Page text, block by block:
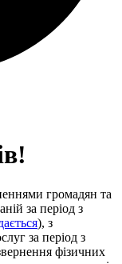
громадян та
за період з
), з
за період з
фізичних